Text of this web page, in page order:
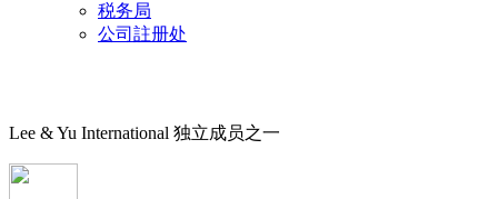
税务局
公司註册处
Lee & Yu International 独立成员之一